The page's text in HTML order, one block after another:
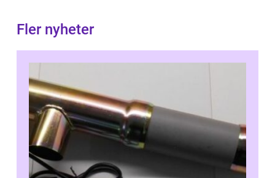
Fler nyheter